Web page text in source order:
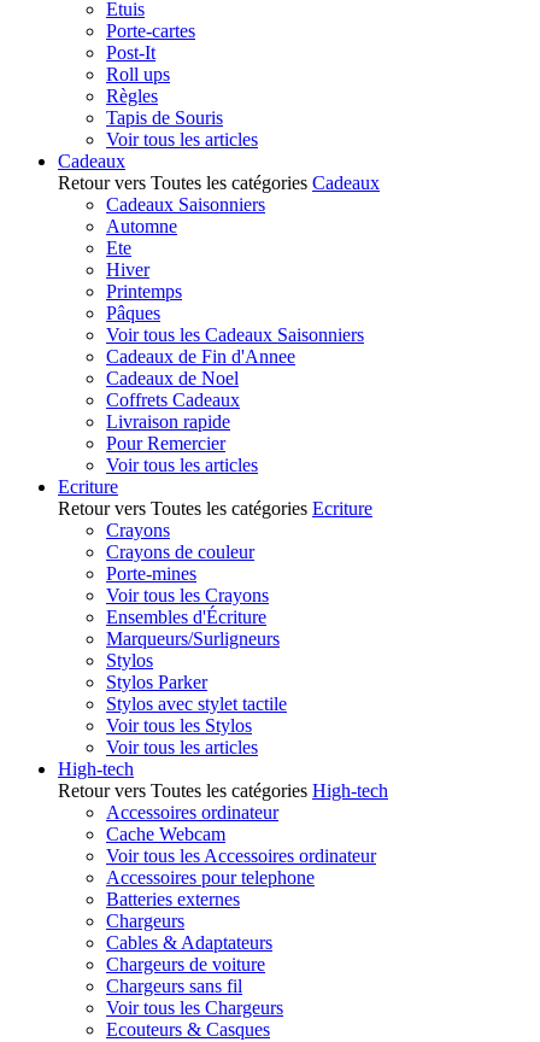
Etuis
Porte-cartes
Post-It
Roll ups
Règles
Tapis de Souris
Voir tous les articles
Cadeaux
Retour vers Toutes les catégories Cadeaux
Cadeaux Saisonniers
Automne
Ete
Hiver
Printemps
Pâques
Voir tous les Cadeaux Saisonniers
Cadeaux de Fin d'Annee
Cadeaux de Noel
Coffrets Cadeaux
Livraison rapide
Pour Remercier
Voir tous les articles
Ecriture
Retour vers Toutes les catégories Ecriture
Crayons
Crayons de couleur
Porte-mines
Voir tous les Crayons
Ensembles d'Écriture
Marqueurs/Surligneurs
Stylos
Stylos Parker
Stylos avec stylet tactile
Voir tous les Stylos
Voir tous les articles
High-tech
Retour vers Toutes les catégories High-tech
Accessoires ordinateur
Cache Webcam
Voir tous les Accessoires ordinateur
Accessoires pour telephone
Batteries externes
Chargeurs
Cables & Adaptateurs
Chargeurs de voiture
Chargeurs sans fil
Voir tous les Chargeurs
Ecouteurs & Casques